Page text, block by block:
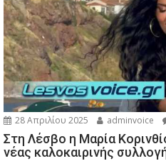
28 Απριλίου 2025 adminvoice
Στη Λέσβο η Μαρία
νέας καλοκαιρινής